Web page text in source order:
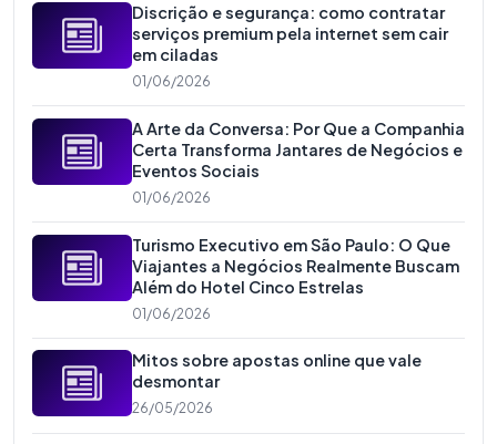
Discrição e segurança: como contratar
serviços premium pela internet sem cair
em ciladas
01/06/2026
A Arte da Conversa: Por Que a Companhia
Certa Transforma Jantares de Negócios e
Eventos Sociais
01/06/2026
Turismo Executivo em São Paulo: O Que
Viajantes a Negócios Realmente Buscam
Além do Hotel Cinco Estrelas
01/06/2026
Mitos sobre apostas online que vale
desmontar
26/05/2026